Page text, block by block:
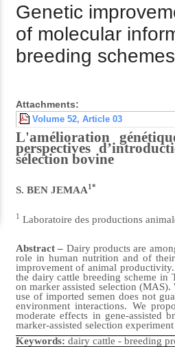
Genetic
of molecular
breeding schemes
Attachments:
Volume 52, Article 03
L'amélioration
perspectives
sélection bovine
S. BEN JEMAA1*
1 Laboratoire des productions
Abstract – Dairy products are
role in human nutrition and of
improvement of animal
the dairy cattle breeding scheme in
on marker assisted selection (MAS).
use of imported semen does not
environment interactions. We
moderate effects in gene-assisted
marker-assisted selection
Keywords: dairy cattle - breeding